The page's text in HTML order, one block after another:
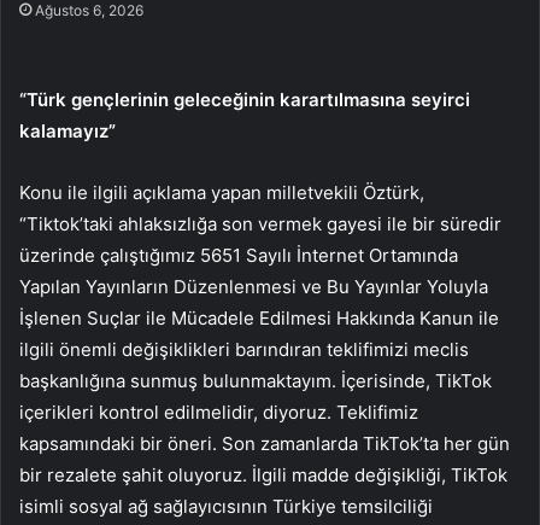
Ağustos 6, 2026
“Türk gençlerinin geleceğinin karartılmasına seyirci
kalamayız”
Konu ile ilgili açıklama yapan milletvekili Öztürk,
“Tiktok’taki ahlaksızlığa son vermek gayesi ile bir süredir
üzerinde çalıştığımız 5651 Sayılı İnternet Ortamında
Yapılan Yayınların Düzenlenmesi ve Bu Yayınlar Yoluyla
İşlenen Suçlar ile Mücadele Edilmesi Hakkında Kanun ile
ilgili önemli değişiklikleri barındıran teklifimizi meclis
başkanlığına sunmuş bulunmaktayım. İçerisinde, TikTok
içerikleri kontrol edilmelidir, diyoruz. Teklifimiz
kapsamındaki bir öneri. Son zamanlarda TikTok’ta her gün
bir rezalete şahit oluyoruz. İlgili madde değişikliği, TikTok
isimli sosyal ağ sağlayıcısının Türkiye temsilciliği